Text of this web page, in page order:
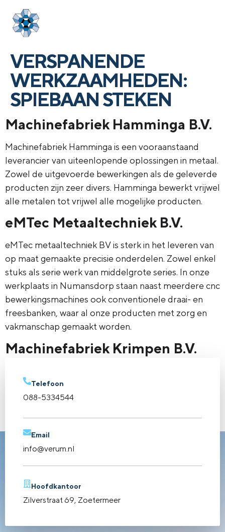
VERSPANENDE
WERKZAAMHEDEN:
SPIEBAAN STEKEN
Machinefabriek Hamminga B.V.
Machinefabriek Hamminga is een vooraanstaand
leverancier van uiteenlopende oplossingen in metaal.
Zowel de uitgevoerde bewerkingen als de geleverde
producten zijn zeer divers. Hamminga bewerkt vrijwel
alle metalen tot vrijwel alle mogelijke producten.
eMTec Metaaltechniek B.V.
eMTec metaaltechniek BV is sterk in het leveren van
op maat gemaakte precisie onderdelen. Zowel enkel
stuks als serie werk van middelgrote series. In onze
werkplaats in Numansdorp staan naast meerdere cnc
bewerkingsmachines ook conventionele draai- en
freesbanken, waar al onze producten met zorg en
vakmanschap gemaakt worden.
Machinefabriek Krimpen B.V.
in de aandrijftechniek. Van geharde of geslepen
tandwielen tot spline- en spieverbindingen: u
Telefoon
088-5334544
Email
info@verum.nl
Hoofdkantoor
Zilverstraat 69, Zoetermeer